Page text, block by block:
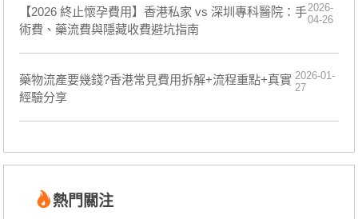
【2026 終止懷孕費用】香港私家 vs 深圳專科醫院：手
術費、藥流費與隱藏收費避坑指南
2026-
04-26
藥物流產要幾錢?香港常見費用拆解+流程重點+真實
經驗分享
2026-01-
27
熱門關注